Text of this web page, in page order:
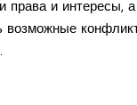
права и интересы,
возможные